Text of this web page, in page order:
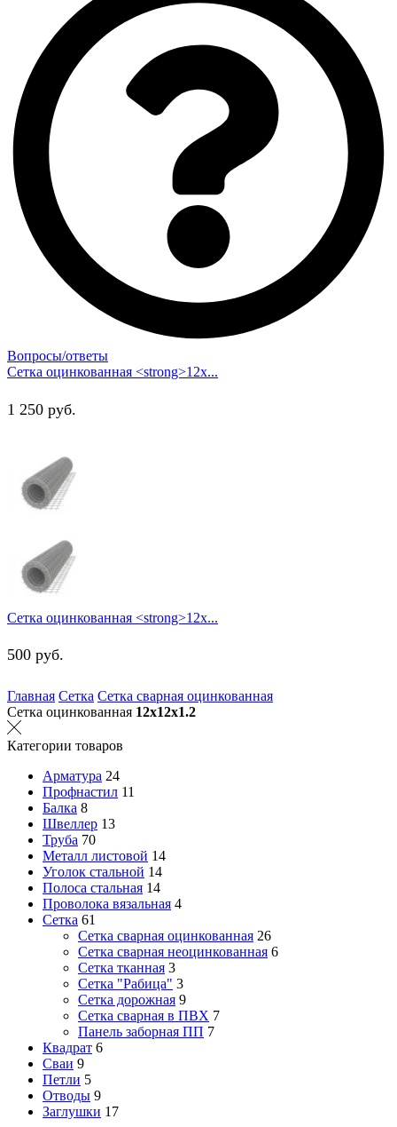
Вопросы/ответы
Сетка оцинкованная <strong>12х...
1 250 руб.
Сетка оцинкованная <strong>12х...
500 руб.
Главная Сетка Сетка сварная оцинкованная
Сетка оцинкованная 12х12х1.2
Категории товаров
Арматура 24
Профнастил 11
Балка 8
Швеллер 13
Труба 70
Металл листовой 14
Уголок стальной 14
Полоса стальная 14
Проволока вязальная 4
Сетка 61
Сетка сварная оцинкованная 26
Сетка сварная неоцинкованная 6
Сетка тканная 3
Сетка "Рабица" 3
Сетка дорожная 9
Сетка сварная в ПВХ 7
Панель заборная ПП 7
Квадрат 6
Сваи 9
Петли 5
Отводы 9
Заглушки 17